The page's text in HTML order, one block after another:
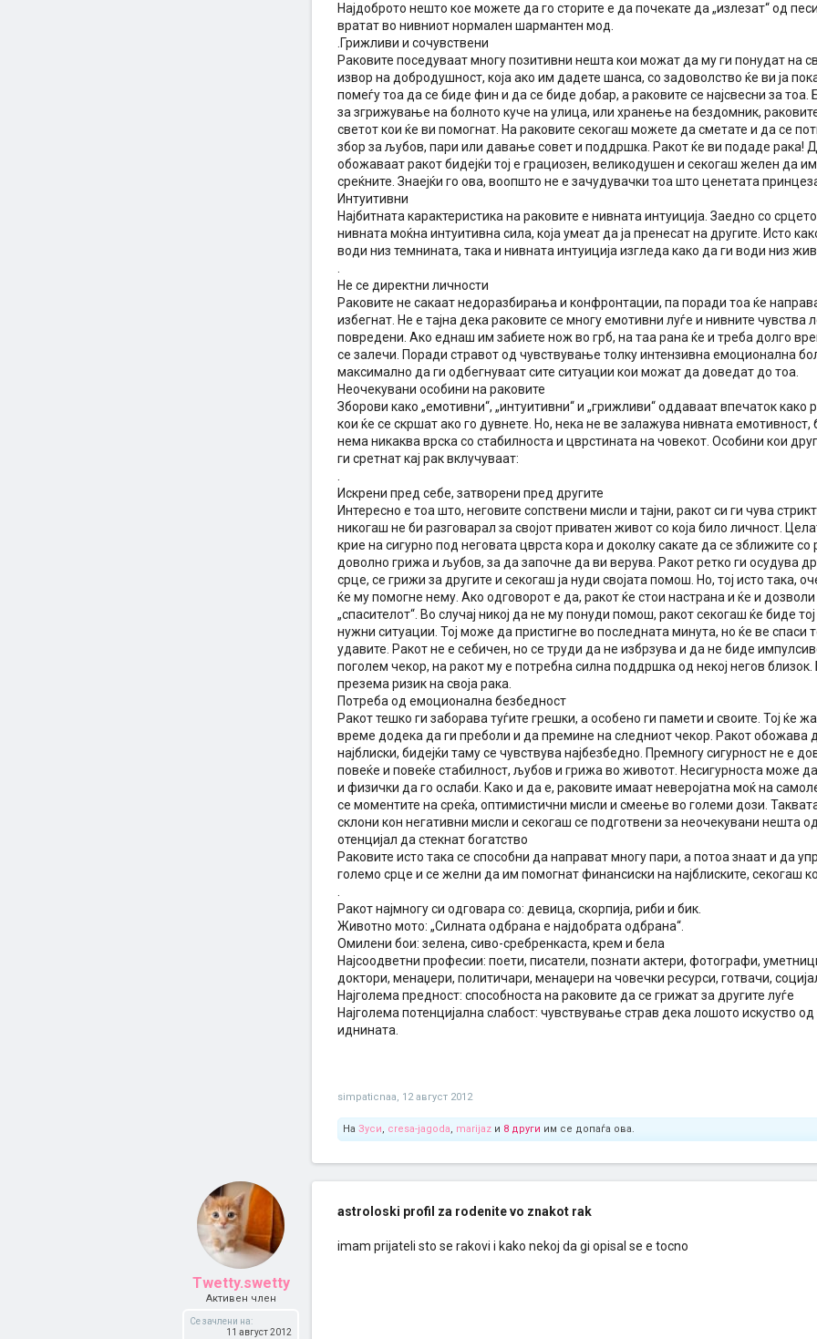
Најдоброто нешто кое можете да го сторите е да почекате да „излезат“ од
вратат во нивниот нормален шармантен мод.
.Грижливи и сочувствени
Раковите поседуваат многу позитивни нешта кои можат да му ги понудат на
извор на добродушност, која ако им дадете шанса, со задоволство ќе ви ја
помеѓу тоа да се биде фин и да се биде добар, а раковите се најсвесни за тоа.
за згрижување на болното куче на улица, или хранење на бездомник,
светот кои ќе ви помогнат. На раковите секогаш можете да сметате и да се
збор за љубов, пари или давање совет и поддршка. Ракот ќе ви подаде рака!
обожаваат ракот бидејќи тој е грациозен, великодушен и секогаш желен да
среќните. Знаејќи го ова, воопшто не е зачудувачки тоа што ценетата
Интуитивни
Најбитната карактеристика на раковите е нивната интуиција. Заедно со
нивната моќна интуитивна сила, која умеат да ја пренесат на другите. Исто
води низ темнината, така и нивната интуиција изгледа како да ги води низ
Не се директни личности
Раковите не сакаат недоразбирања и конфронтации, па поради тоа ќе
избегнат. Не е тајна дека раковите се многу емотивни луѓе и нивните
повредени. Ако еднаш им забиете нож во грб, на таа рана ќе и треба долго
се залечи. Поради стравот од чувствување толку интензивна емоционална
максимално да ги одбегнуваат сите ситуации кои можат да доведат до тоа.
Неочекувани особини на раковите
Зборови како „емотивни“, „интуитивни“ и „грижливи“ оддаваат впечаток како
кои ќе се скршат ако го дувнете. Но, нека не ве залажува нивната
нема никаква врска со стабилноста и цврстината на човекот. Особини кои
ги сретнат кај рак вклучуваат:
Искрени пред себе, затворени пред другите
Интересно е тоа што, неговите сопствени мисли и тајни, ракот си ги чува
никогаш не би разговарал за својот приватен живот со која било личност.
крие на сигурно под неговата цврста кора и доколку сакате да се зближите
доволно грижа и љубов, за да започне да ви верува. Ракот ретко ги осудува
срце, се грижи за другите и секогаш ја нуди својата помош. Но, тој исто така,
ќе му помогне нему. Ако одговорот е да, ракот ќе стои настрана и ќе и
„спасителот“. Во случај никој да не му понуди помош, ракот секогаш ќе биде тој
нужни ситуации. Тој може да пристигне во последната минута, но ќе ве спаси
удавите. Ракот не е себичен, но се труди да не избрзува и да не биде
поголем чекор, на ракот му е потребна силна поддршка од некој негов
презема ризик на своја рака.
Потреба од емоционална безбедност
Ракот тешко ги заборава туѓите грешки, а особено ги памети и своите. Тој ќе
време додека да ги преболи и да премине на следниот чекор. Ракот обожава
најблиски, бидејќи таму се чувствува најбезбедно. Премногу сигурност не е
повеќе и повеќе стабилност, љубов и грижа во животот. Несигурноста може
и физички да го ослаби. Како и да е, раковите имаат неверојатна моќ на
се моментите на среќа, оптимистични мисли и смеење во големи дози.
склони кон негативни мисли и секогаш се подготвени за неочекувани нешта
отенцијал да стекнат богатство
Раковите исто така се способни да направат многу пари, а потоа знаат и да
големо срце и се желни да им помогнат финансиски на најблиските, секогаш
Ракот најмногу си одговара со: девица, скорпија, риби и бик.
Животно мото: „Силната одбрана е најдобрата одбрана“.
Омилени бои: зелена, сиво-сребренкаста, крем и бела
Најсоодветни професии: поети, писатели, познати актери, фотографи,
доктори, менаџери, политичари, менаџери на човечки ресурси, готвачи,
Најголема предност: способноста на раковите да се грижат за другите луѓе
Најголема потенцијална слабост: чувствување страв дека лошото искуство
иднината.
simpaticnaa, 12 август 2012
На Зуси, cresa-jagoda, marijaz и 8 други им се допаѓа ова.
Twetty.swetty
Активен член
Се зачлени на:
11 август 2012
astroloski profil za rodenite vo znakot rak
imam prijateli sto se rakovi i kako nekoj da gi opisal se e tocno